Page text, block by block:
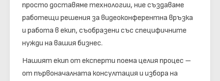
просто доставяме технологии, ние създаваме
работещи решения за видеоконферентна връзка
и работа в екип, съобразени със специфичните
нужди на вашия бизнес.
Нашият екип от експерти поема целия процес –
от първоначалната консултация и избора на